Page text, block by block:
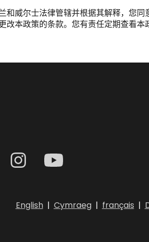
和威尔士法律管辖并根据其解释，您同
改本政策的条款。您有责任定期查看
English| Cymraeg| français |